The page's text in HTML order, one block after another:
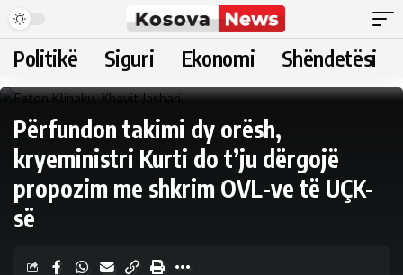
Politikë Siguri Ekonomi Shëndetësi
Përfundon takimi dy orësh,
kryeministri Kurti do t’ju dërgojë
propozim me shkrim OVL-ve të UÇK-
së